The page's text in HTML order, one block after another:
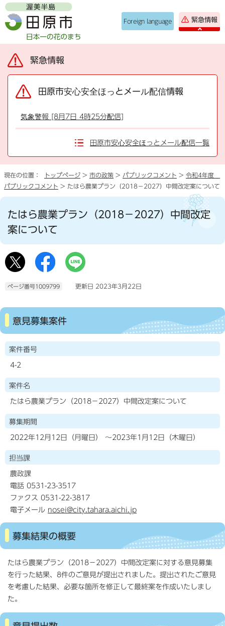
Foreign language 緊急情報
緊急情報
田原市安心安全ほっとメール配信情報
気象警報 [8月7日 4時25分配信]
田原市安心安全ほっとメール配信一覧
現在の位置： トップページ > 市の政策 > パブリックコメント > 令和4年度
パブリックコメント > たはら農業プラン（2018－2027）中間改定案について
たはら農業プラン（2018－2027）中間改定
案について
ページ番号1009799 更新日 2023年3月22日
意見募集案件
案件番号
4-2
案件名
たはら農業プラン（2018－2027）中間改定案について
募集期間
2022年12月12日（月曜日） ～2023年1月12日（木曜日）
担当課
農政課
電話 0531-23-3517
ファクス 0531-22-3817
電子メール nosei@city.tahara.aichi.jp
募集結果の概要
たはら農業プラン（2018－2027）中間改定案に対する意見募集
を行った結果、8件のご意見が提出されました。提出されたご意見
を考慮した結果、必要な箇所を修正して最終案を作成いたしまし
た。